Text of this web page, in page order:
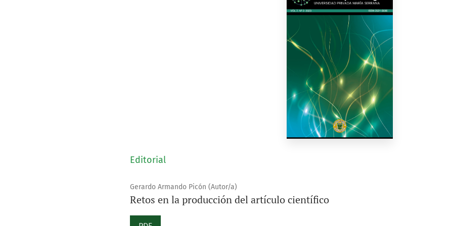
Editorial
Gerardo Armando Picón (Autor/a)
Retos en la producción del artículo científico